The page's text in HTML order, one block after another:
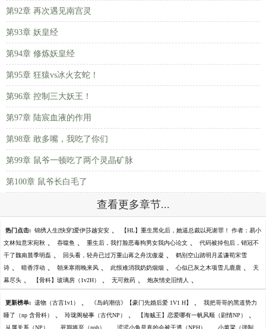
第92章 再次遇见南宫灵
第93章 妖皇经
第94章 修炼妖皇经
第95章 狂猿vs冰火玄蛇！
第96章 控制三大妖王！
第97章 陆宸血液的作用
第98章 敢多嘴，我吃了你们
第99章 鼠爷一顿吃了两个灵晶矿脉
第100章 鼠爷长白毛了
查看更多章节...
热门点击: 锦绣人生[快穿]爱伊莎越安安 、 【HL】重生黑化后，她逼总裁以死谢罪！ 作者：易小
文林知意宋宛秋 、 吞噬鱼 、 重生后，我打脸恶毒狗男女我内心论文 、 代码被掉包后，销冠不
干了魏南晨季明磊 、 回头看，轻舟已过万重山蒋之舟沈傲凝 、 鹤别空山踏明月孟谦荀宋雪
诗 、 暗香浮动 、 朝来寒雨晚来风 、 此恨难消我奶奶烟烟 、 心似已灰之木项雪儿鹿鹿 、 天
幕尽头 、 【骨科】玻璃房（1v2H） 、 无可救药 、 炮灰情史旧情人 、
更新榜单: 遗物（古言1v1） 、 《岛屿潮信》【豪门先婚后爱 1V1 H】 、 我把哥哥的黑道势力
睡了（np 含骨科） 、 玲珑阁秘事（古代NP） 、 【海贼王】恋爱哪有一帆风顺（剧情NP） 、
从属关系（NP） 死期将至（nph） 涩涩小鱼是真的会被干透（NPH） 小黄粱（强制